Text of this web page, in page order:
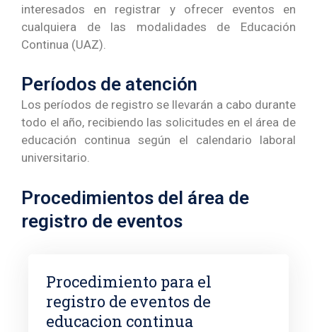
interesados en registrar y ofrecer eventos en
cualquiera de las modalidades de Educación
Continua (UAZ).
Períodos de atención
Los períodos de registro se llevarán a cabo durante
todo el año, recibiendo las solicitudes en el área de
educación continua según el calendario laboral
universitario.
Procedimientos del área de
registro de eventos
Procedimiento para el
registro de eventos de
educacion continua